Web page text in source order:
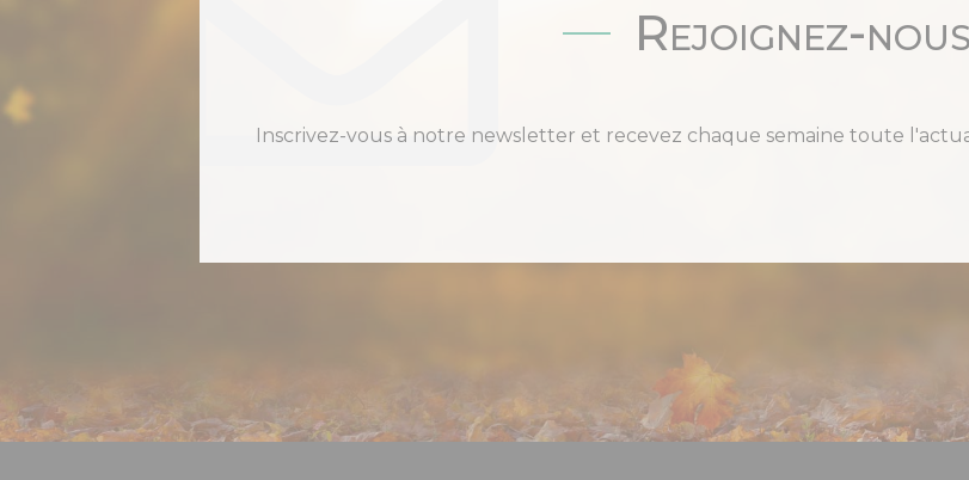
Rejoignez-nous
Inscrivez-vous à notre newsletter et recevez chaque semaine toute